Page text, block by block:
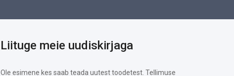
Liituge meie uudiskirjaga
Ole esimene kes saab teada uutest toodetest. Tellimuse